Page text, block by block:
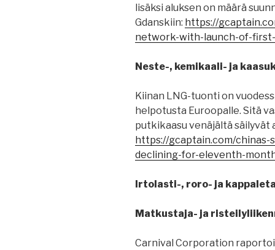
lisäksi aluksen on määrä
Gdanskiin: https://
network-with-launch-of-
Neste-, kemikaali- ja
Kiinan LNG-tuonti on
helpotusta Euroopalle. Sitä
putkikaasu venäjältä säilyvät
https://gcaptain.com/
declining-for-eleventh-
Irtolasti-, roro- ja
Matkustaja- ja
Carnival Corporation